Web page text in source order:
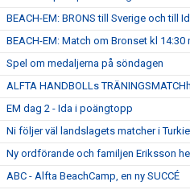
BEACH-EM: BRONS till Sverige och till
BEACH-EM: Match om Bronset kl 14:30
Spel om medaljerna på söndagen
ALFTA HANDBOLLs
EM dag 2 - Ida i poängtopp
Ni följer väl landslagets matcher i
Ny ordförande och familjen Eriksson
ABC - Alfta BeachCamp, en ny SUCCÉ